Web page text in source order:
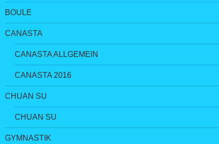
BOULE
CANASTA
CANASTA ALLGEMEIN
CANASTA 2016
CHUAN SU
CHUAN SU
GYMNASTIK